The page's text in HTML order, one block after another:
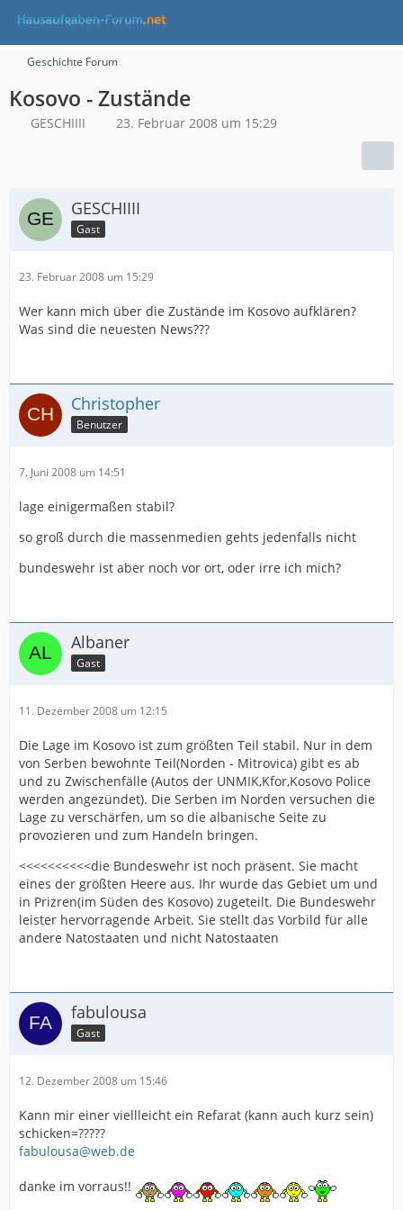
Geschichte Forum
Kosovo - Zustände
GESCHIIII 23. Februar 2008 um 15:29
GESCHIIII
Gast
23. Februar 2008 um 15:29
Wer kann mich über die Zustände im Kosovo aufklären?
Was sind die neuesten News???
Christopher
Benutzer
7. Juni 2008 um 14:51
lage einigermaßen stabil?
so groß durch die massenmedien gehts jedenfalls nicht
bundeswehr ist aber noch vor ort, oder irre ich mich?
Albaner
Gast
11. Dezember 2008 um 12:15
Die Lage im Kosovo ist zum größten Teil stabil. Nur in dem
von Serben bewohnte Teil(Norden - Mitrovica) gibt es ab
und zu Zwischenfälle (Autos der UNMIK,Kfor,Kosovo Police
werden angezündet). Die Serben im Norden versuchen die
Lage zu verschärfen, um so die albanische Seite zu
provozieren und zum Handeln bringen.
<<<<<<<<<<die Bundeswehr ist noch präsent. Sie macht
eines der größten Heere aus. Ihr wurde das Gebiet um und
in Prizren(im Süden des Kosovo) zugeteilt. Die Bundeswehr
leister hervorragende Arbeit. Sie stellt das Vorbild für alle
andere Natostaaten und nicht Natostaaten
fabulousa
Gast
12. Dezember 2008 um 15:46
Kann mir einer viellleicht ein Refarat (kann auch kurz sein)
schicken=?????
fabulousa@web.de
danke im vorraus!!